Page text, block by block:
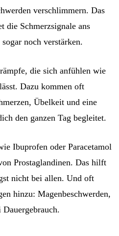
verschlimmern. Das
die Schmerzsignale ans
noch verstärken.
die sich anfühlen wie
Dazu kommen oft
Übelkeit und eine
den ganzen Tag begleitet.
Ibuprofen oder Paracetamol
Prostaglandinen. Das hilft
nicht bei allen. Und oft
hinzu: Magenbeschwerden,